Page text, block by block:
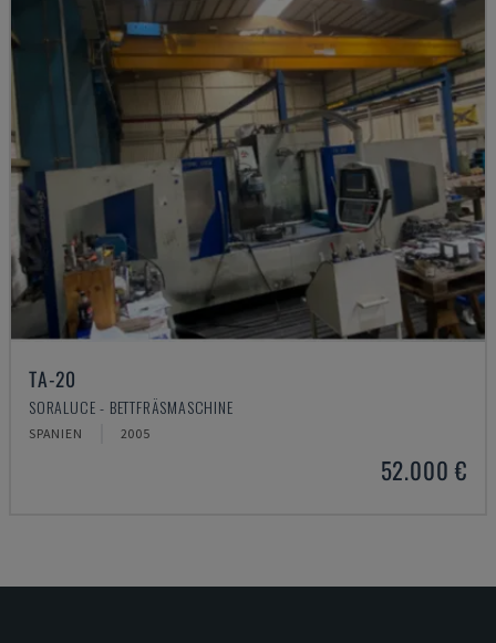
TA-20
SORALUCE - BETTFRÄSMASCHINE
SPANIEN 2005
52.000 €